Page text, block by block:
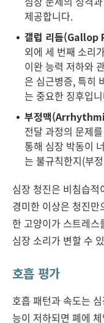
제공합니다.
갤럽 리듬
외에 세 번째 소리
이완 능력 저하와
은 심근병증, 특히
는 중요한 징후입
부정맥
전달 과정의 문제
통해 심장 박동이
는 불규칙한지(부
심장 청진은 비침습
경미한 이상은 청진
한 고양이가 스트레
심장 소리가 변할 수
호흡 평가
호흡 패턴과 속도는
능이 저하되면 폐에